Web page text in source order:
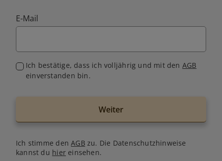
E-Mail
Ich bestätige, dass ich volljährig und mit den AGB
einverstanden bin.
Weiter
Ich stimme denAGB zu. Die Datenschutzhinweise
kannst du hiereinsehen.